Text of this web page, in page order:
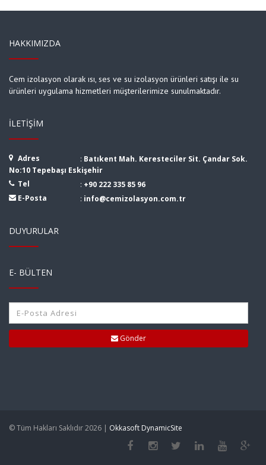
HAKKIMIZDA
Cem izolasyon olarak ısı, ses ve su izolasyon ürünleri satışı ile su
ürünleri uygulama hizmetleri müşterilerimize sunulmaktadır.
İLETIŞIM
Adres : Batıkent Mah. Keresteciler Sit. Çandar Sok.
No:10 Tepebaşı Eskişehir
Tel
: +90 222 335 85 96
E-Posta
: info@cemizolasyon.com.tr
DUYURULAR
E- BÜLTEN
Gönder
© Tüm Hakları Saklıdır 2026 | Okkasoft DynamicSite